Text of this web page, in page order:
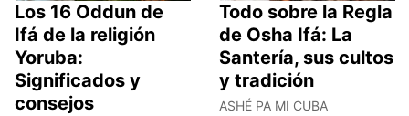
Los 16 Oddun de
Ifá de la religión
Yoruba:
Significados y
consejos
Todo sobre la Regla
de Osha Ifá: La
Santería, sus cultos
y tradición
ASHÉ PA MI CUBA